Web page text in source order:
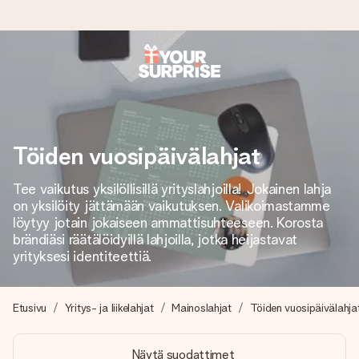
Tilaa tänään, lähetys 1 arkipäivässä
Valmistamme lahjasi huolella ja lähetämme sen hetkessä,
jotta voit antaa sen juuri oikeaan aikaan, kun sillä on eniten
merkitystä.
4,8 (+15 000 arvostelun perusteella)
Lahjamme inspiroivat. Asiakkaiden arvosana on 4,8 Google
Reviewsissä.
Tilaa tänään – personoitu lahja valmistuu ja lähtee matkaan
Töiden vuosipäivälahjat
Tee vaikutus yksilöllisillä yrityslahjoilla! Jokainen lahja
on yksilöity jättämään vaikutuksen. Valikoimastamme
löytyy jotain jokaiseen ammattisuhteeseen. Korosta
brändiäsi räätälöidyillä lahjoilla, jotka heijastavat
yrityksesi identiteettiä.
Etusivu Yritys- ja liikelahjat Mainoslahjat Töiden
Näytä suodattimet